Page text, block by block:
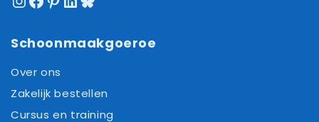
Schoonmaakgoeroe
Over ons
Zakelijk bestellen
Cursus en training